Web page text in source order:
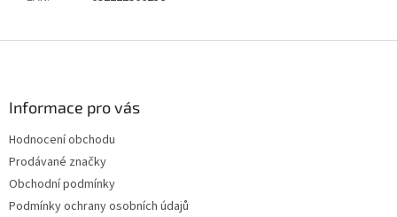
Informace pro vás
Hodnocení obchodu
Prodávané značky
Obchodní podmínky
Podmínky ochrany osobních údajů